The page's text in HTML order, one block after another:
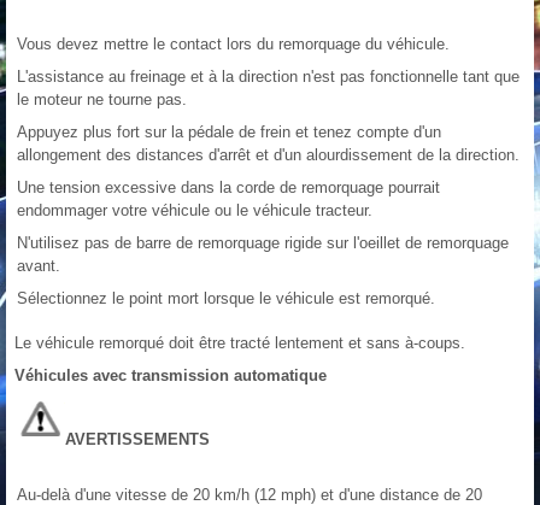
Vous devez mettre le contact lors du remorquage du véhicule.
L'assistance au freinage et à la direction n'est pas fonctionnelle tant que
le moteur ne tourne pas.
Appuyez plus fort sur la pédale de frein et tenez compte d'un
allongement des distances d'arrêt et d'un alourdissement de la direction.
Une tension excessive dans la corde de remorquage pourrait
endommager votre véhicule ou le véhicule tracteur.
N'utilisez pas de barre de remorquage rigide sur l'oeillet de remorquage
avant.
Sélectionnez le point mort lorsque le véhicule est remorqué.
Le véhicule remorqué doit être tracté lentement et sans à-coups.
Véhicules avec transmission automatique
AVERTISSEMENTS
Au-delà d'une vitesse de 20 km/h (12 mph) et d'une distance de 20